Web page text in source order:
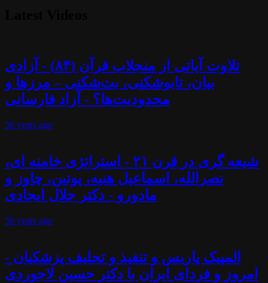
تلاوت آیاتی از منجلاب قرآن (۸۴) - آزادی
بیان، تابوشکنی، بت‌شکنی – مرزها و
محدودیت‌ها؟ - آزاد فارسانی
56 years ago
شیعه گری در قرن ۲۱ - استراتژی خامنه ای،
نصرالله، اسماعیل هنیه، پوتین، چاوز و
مادورو - دکتر جلال ایجادی
56 years ago
المپیک پاریس و تنفیذ و تحلیف پزشکیان -
امروز و فردای ایران با دکتر حسین لاجوردی